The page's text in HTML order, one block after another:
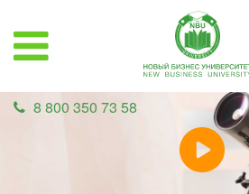
8 800 350 73 58